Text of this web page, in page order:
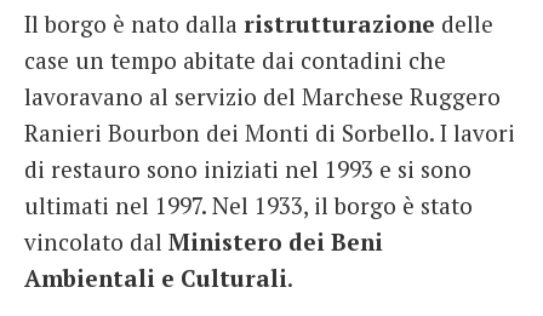
Il borgo è nato dalla ristrutturazione delle
case un tempo abitate dai contadini che
lavoravano al servizio del Marchese Ruggero
Ranieri Bourbon dei Monti di Sorbello. I lavori
di restauro sono iniziati nel 1993 e si sono
ultimati nel 1997. Nel 1933, il borgo è stato
vincolato dal Ministero dei Beni
Ambientali e Culturali.